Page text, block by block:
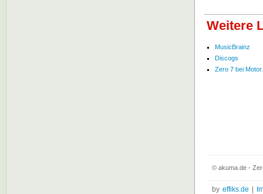
Weitere
MusicBrainz
Discogs
Zero 7 bei
© akuma.de -
by effiks.de